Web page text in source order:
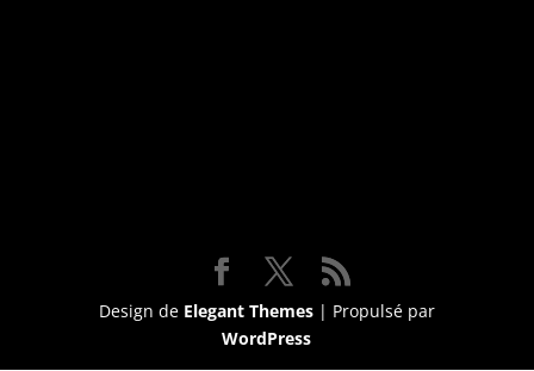
Design de Elegant Themes| Propulsé par
WordPress